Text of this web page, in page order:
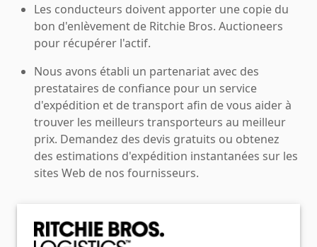
Les conducteurs doivent apporter une copie du
bon d'enlèvement de Ritchie Bros. Auctioneers
pour récupérer l'actif.
Nous avons établi un partenariat avec des
prestataires de confiance pour un service
d'expédition et de transport afin de vous aider à
trouver les meilleurs transporteurs au meilleur
prix. Demandez des devis gratuits ou obtenez
des estimations d'expédition instantanées sur les
sites Web de nos fournisseurs.